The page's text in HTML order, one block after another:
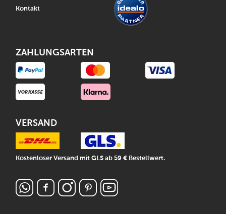
Kontakt
ZAHLUNGSARTEN
VERSAND
Kostenloser Versand mit GLS ab 59 € Bestellwert.